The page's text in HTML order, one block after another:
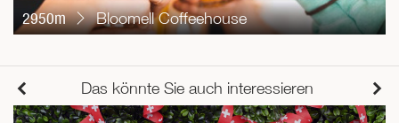
2950m Bloomell Coffeehouse
Das könnte Sie auch interessieren